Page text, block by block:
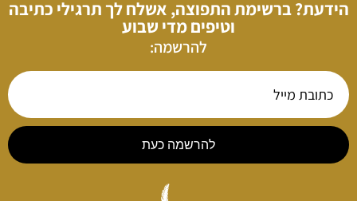
הידעת? ברשימת התפוצה, אשלח לך תרגילי כתיבה
וטיפים מדי שבוע
להרשמה:
להרשמה כעת